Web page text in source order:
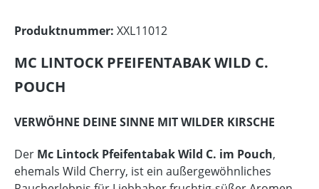
Produktnummer: XXL11012
MC LINTOCK PFEIFENTABAK WILD C.
POUCH
VERWÖHNE DEINE SINNE MIT WILDER KIRSCHE
Der Mc Lintock Pfeifentabak Wild C. im Pouch,
ehemals Wild Cherry, ist ein außergewöhnliches